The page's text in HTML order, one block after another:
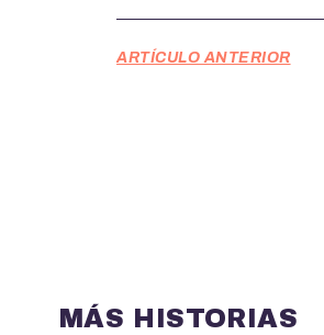
ARTÍCULO ANTERIOR
MÁS HISTORIAS